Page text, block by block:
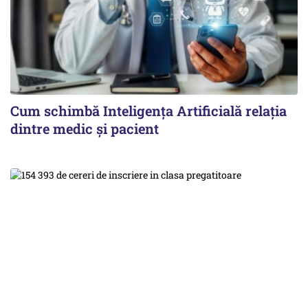
Cum schimbă Inteligența Artificială relația
dintre medic și pacient